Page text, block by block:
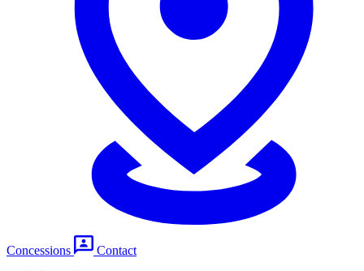
Concessions
Contact